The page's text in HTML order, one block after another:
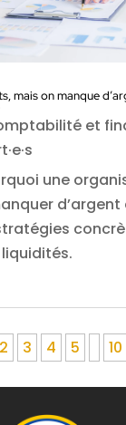
mais on manque
et
une
d’argent
2 3 4 5 10